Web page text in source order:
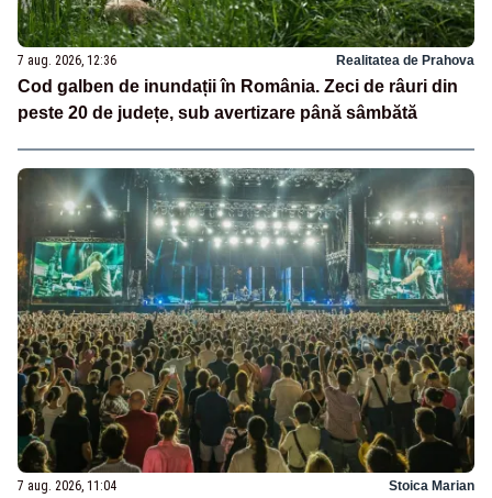
7 aug. 2026, 12:36 Realitatea de Prahova
Cod galben de inundații în România. Zeci de râuri din
peste 20 de județe, sub avertizare până sâmbătă
7 aug. 2026, 11:04 Stoica Marian